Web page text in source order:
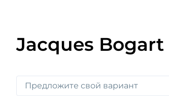
Jacques Bogart